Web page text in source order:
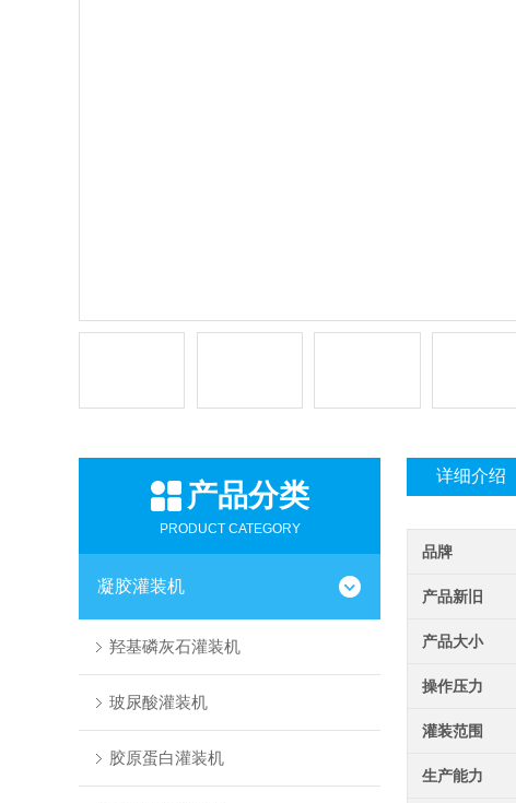
产品分类
PRODUCT CATEGORY
凝胶灌装机
羟基磷灰石灌装机
玻尿酸灌装机
胶原蛋白灌装机
详细介绍
品牌
产品新旧
产品大小
操作压力
灌装范围
生产能力